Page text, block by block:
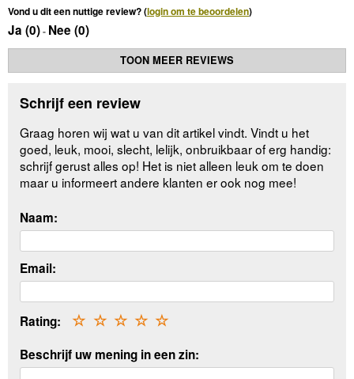
Vond u dit een nuttige review? (login om te beoordelen)
Ja (0)- Nee (0)
TOON MEER REVIEWS
Schrijf een review
Graag horen wij wat u van dit artikel vindt. Vindt u het
goed, leuk, mooi, slecht, lelijk, onbruikbaar of erg handig:
schrijf gerust alles op! Het is niet alleen leuk om te doen
maar u informeert andere klanten er ook nog mee!
Naam:
Email:
Rating: ☆
☆
☆
☆
☆
Beschrijf uw mening in een zin: